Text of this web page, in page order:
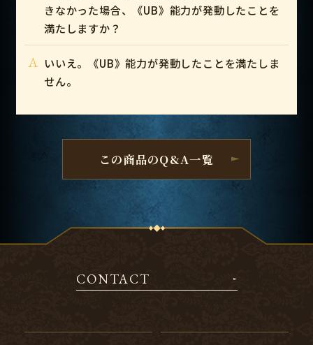
きなかった場合、《UB》能力が発動したことを
満たしますか？
A いいえ。《UB》能力が発動したことを満たしま
せん。
この商品のQ&A一覧
CONTACT